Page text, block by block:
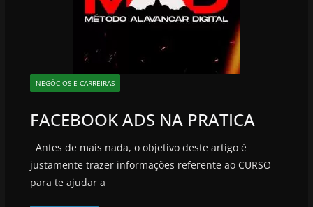
NEGÓCIOS E CARREIRAS
FACEBOOK ADS NA PRATICA
Antes de mais nada, o objetivo deste artigo é
justamente trazer informações referente ao CURSO
para te ajudar a